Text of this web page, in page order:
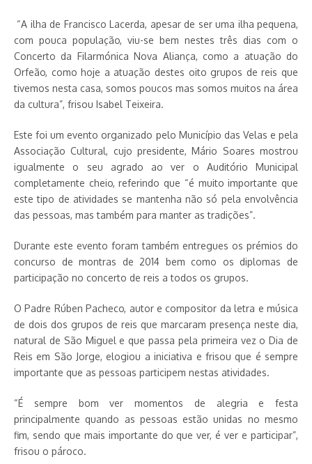
“A ilha de Francisco Lacerda, apesar de ser uma ilha pequena,
com pouca população, viu-se bem nestes três dias com o
Concerto da Filarmónica Nova Aliança, como a atuação do
Orfeão, como hoje a atuação destes oito grupos de reis que
tivemos nesta casa, somos poucos mas somos muitos na área
da cultura”, frisou Isabel Teixeira.
Este foi um evento organizado pelo Município das Velas e pela
Associação Cultural, cujo presidente, Mário Soares mostrou
igualmente o seu agrado ao ver o Auditório Municipal
completamente cheio, referindo que “é muito importante que
este tipo de atividades se mantenha não só pela envolvência
das pessoas, mas também para manter as tradições”.
Durante este evento foram também entregues os prémios do
concurso de montras de 2014 bem como os diplomas de
participação no concerto de reis a todos os grupos.
O Padre Rúben Pacheco, autor e compositor da letra e música
de dois dos grupos de reis que marcaram presença neste dia,
natural de São Miguel e que passa pela primeira vez o Dia de
Reis em São Jorge, elogiou a iniciativa e frisou que é sempre
importante que as pessoas participem nestas atividades.
“É sempre bom ver momentos de alegria e festa
principalmente quando as pessoas estão unidas no mesmo
fim, sendo que mais importante do que ver, é ver e participar”,
frisou o pároco.